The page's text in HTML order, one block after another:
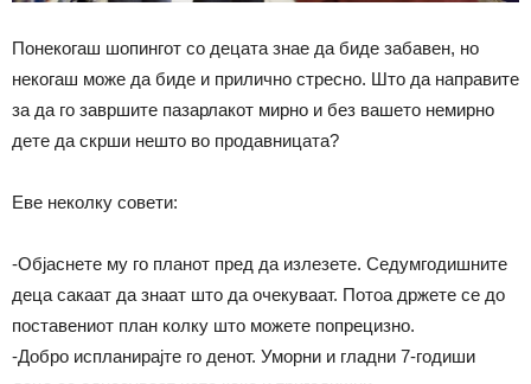
Понекогаш шопингот со децата знае да биде забавен, но
некогаш може да биде и прилично стресно. Што да направите
за да го завршите пазарлакот мирно и без вашето немирно
дете да скрши нешто во продавницата?
Еве неколку совети:
-Објаснете му го планот пред да излезете. Седумгодишните
деца сакаат да знаат што да очекуваат. Потоа држете се до
поставениот план колку што можете попрецизно.
-Добро испланирајте го денот. Уморни и гладни 7-годиши